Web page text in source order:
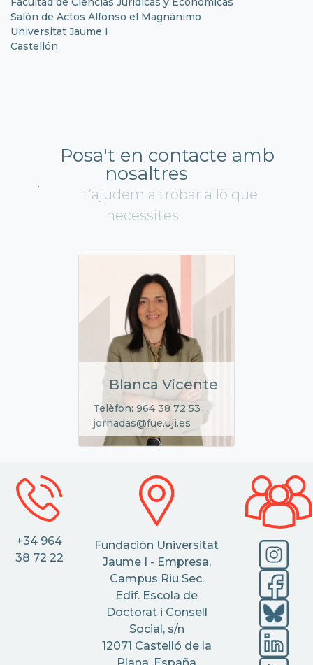
Salón de Actos Alfonso el Magnánimo
Universitat Jaume I
Castellón
Posa't en contacte amb
nosaltres
t’ajudem a trobar allò que
necessites
Blanca Vicente
Telèfon: 964 38 72 53
jornadas@fue.uji.es
+34 964
38 72 22
Fundación Universitat
Jaume I - Empresa,
Campus Riu Sec.
Edif. Escola de
Doctorat i Consell
Social, s/n
12071 Castelló de la